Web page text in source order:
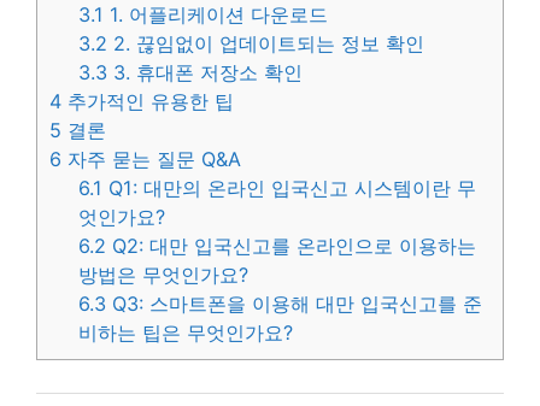
3.1 1. 어플리케이션 다운로드
3.2 2. 끊임없이 업데이트되는 정보 확인
3.3 3. 휴대폰 저장소 확인
4 추가적인 유용한 팁
5 결론
6 자주 묻는 질문 Q&A
6.1 Q1: 대만의 온라인 입국신고 시스템이란 무
엇인가요?
6.2 Q2: 대만 입국신고를 온라인으로 이용하는
방법은 무엇인가요?
6.3 Q3: 스마트폰을 이용해 대만 입국신고를 준
비하는 팁은 무엇인가요?